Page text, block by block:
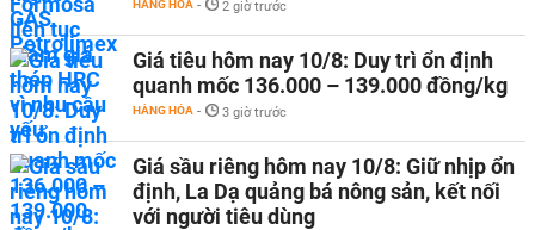
HÀNG HÓA - 2 giờ trước
Giá tiêu hôm nay 10/8: Duy trì ổn định
quanh mốc 136.000 – 139.000 đồng/kg
HÀNG HÓA - 3 giờ trước
Giá sầu riêng hôm nay 10/8: Giữ nhịp ổn
định, La Dạ quảng bá nông sản, kết nối
với người tiêu dùng